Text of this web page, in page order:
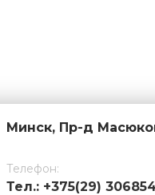
Минск, Пр-д
Телефон:
Тел.: +375(29)